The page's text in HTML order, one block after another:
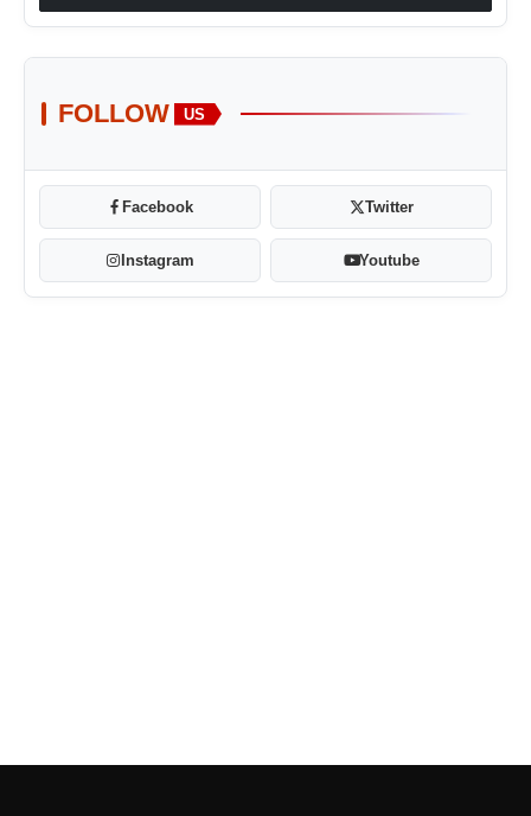
FOLLOW US
Facebook Twitter
Instagram Youtube